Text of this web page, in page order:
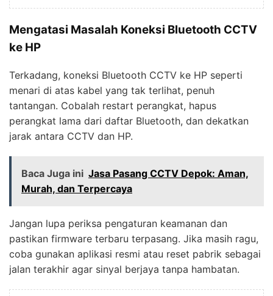
Mengatasi Masalah Koneksi Bluetooth CCTV
ke HP
Terkadang, koneksi Bluetooth CCTV ke HP seperti
menari di atas kabel yang tak terlihat, penuh
tantangan. Cobalah restart perangkat, hapus
perangkat lama dari daftar Bluetooth, dan dekatkan
jarak antara CCTV dan HP.
Baca Juga ini Jasa Pasang CCTV Depok: Aman,
Murah, dan Terpercaya
Jangan lupa periksa pengaturan keamanan dan
pastikan firmware terbaru terpasang. Jika masih ragu,
coba gunakan aplikasi resmi atau reset pabrik sebagai
jalan terakhir agar sinyal berjaya tanpa hambatan.